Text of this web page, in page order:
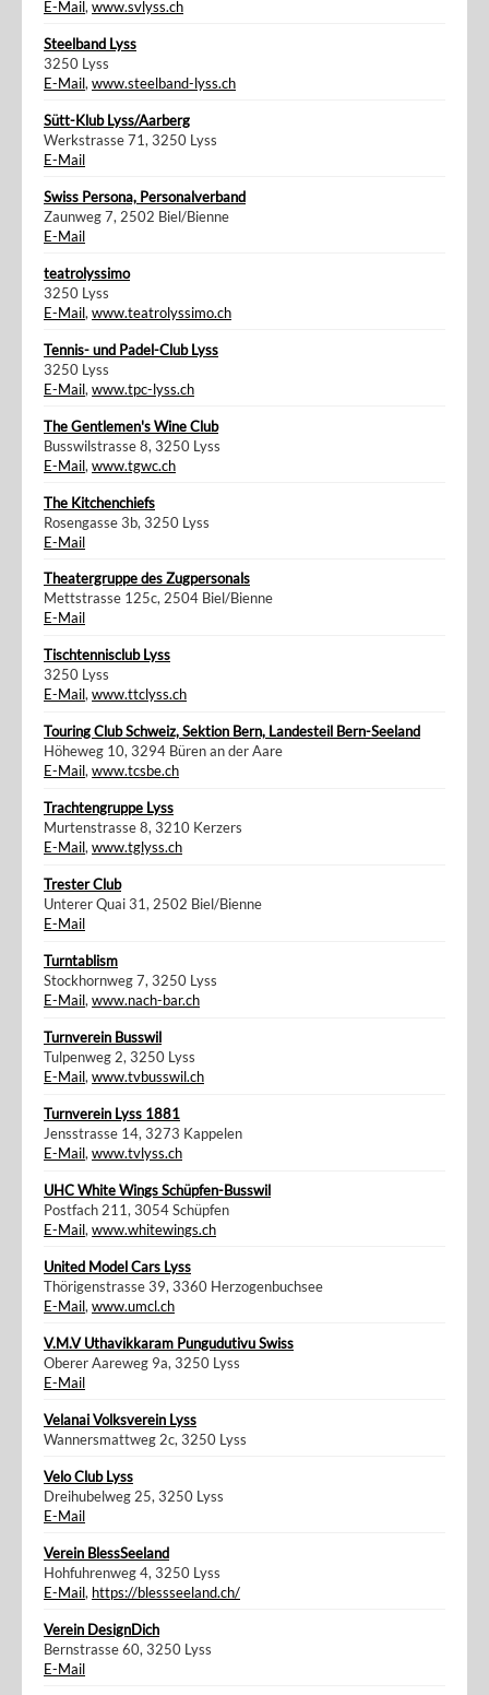
E-Mail, www.svlyss.ch
Steelband Lyss
3250 Lyss
E-Mail, www.steelband-lyss.ch
Sütt-Klub Lyss/Aarberg
Werkstrasse 71, 3250 Lyss
E-Mail
Swiss Persona, Personalverband
Zaunweg 7, 2502 Biel/Bienne
E-Mail
teatrolyssimo
3250 Lyss
E-Mail, www.teatrolyssimo.ch
Tennis- und Padel-Club Lyss
3250 Lyss
E-Mail, www.tpc-lyss.ch
The Gentlemen's Wine Club
Busswilstrasse 8, 3250 Lyss
E-Mail, www.tgwc.ch
The Kitchenchiefs
Rosengasse 3b, 3250 Lyss
E-Mail
Theatergruppe des Zugpersonals
Mettstrasse 125c, 2504 Biel/Bienne
E-Mail
Tischtennisclub Lyss
3250 Lyss
E-Mail,www.ttclyss.ch
Touring Club Schweiz, Sektion Bern, Landesteil Bern-Seeland
Höheweg 10, 3294 Büren an der Aare
E-Mail,www.tcsbe.ch
Trachtengruppe Lyss
Murtenstrasse 8, 3210 Kerzers
E-Mail,www.tglyss.ch
Trester Club
Unterer Quai 31, 2502 Biel/Bienne
E-Mail
Turntablism
Stockhornweg 7, 3250 Lyss
E-Mail, www.nach-bar.ch
Turnverein Busswil
Tulpenweg 2, 3250 Lyss
E-Mail, www.tvbusswil.ch
Turnverein Lyss 1881
Jensstrasse 14, 3273 Kappelen
E-Mail, www.tvlyss.ch
UHC White Wings Schüpfen-Busswil
Postfach 211, 3054 Schüpfen
E-Mail, www.whitewings.ch
United Model Cars Lyss
Thörigenstrasse 39, 3360 Herzogenbuchsee
E-Mail, www.umcl.ch
V.M.V Uthavikkaram Pungudutivu Swiss
Oberer Aareweg 9a, 3250 Lyss
E-Mail
Velanai Volksverein Lyss
Wannersmattweg 2c, 3250 Lyss
Velo Club Lyss
Dreihubelweg 25, 3250 Lyss
E-Mail
Verein BlessSeeland
Hohfuhrenweg 4, 3250 Lyss
E-Mail, https://blessseeland.ch/
Verein DesignDich
Bernstrasse 60, 3250 Lyss
E-Mail